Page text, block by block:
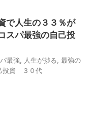
で人生の３３％が
スパ最強の自己投
最強 人生が捗る 最強の
投資 ３０代